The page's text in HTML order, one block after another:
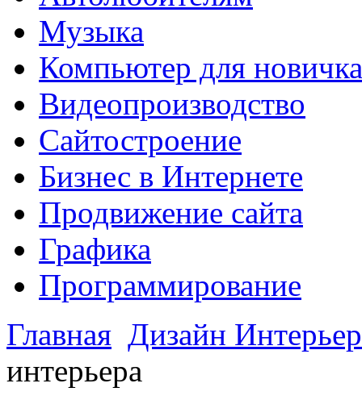
Музыка
Компьютер для новичка
Видеопроизводство
Сайтостроение
Бизнес в Интернете
Продвижение сайта
Графика
Программирование
Главная Дизайн
интерьера